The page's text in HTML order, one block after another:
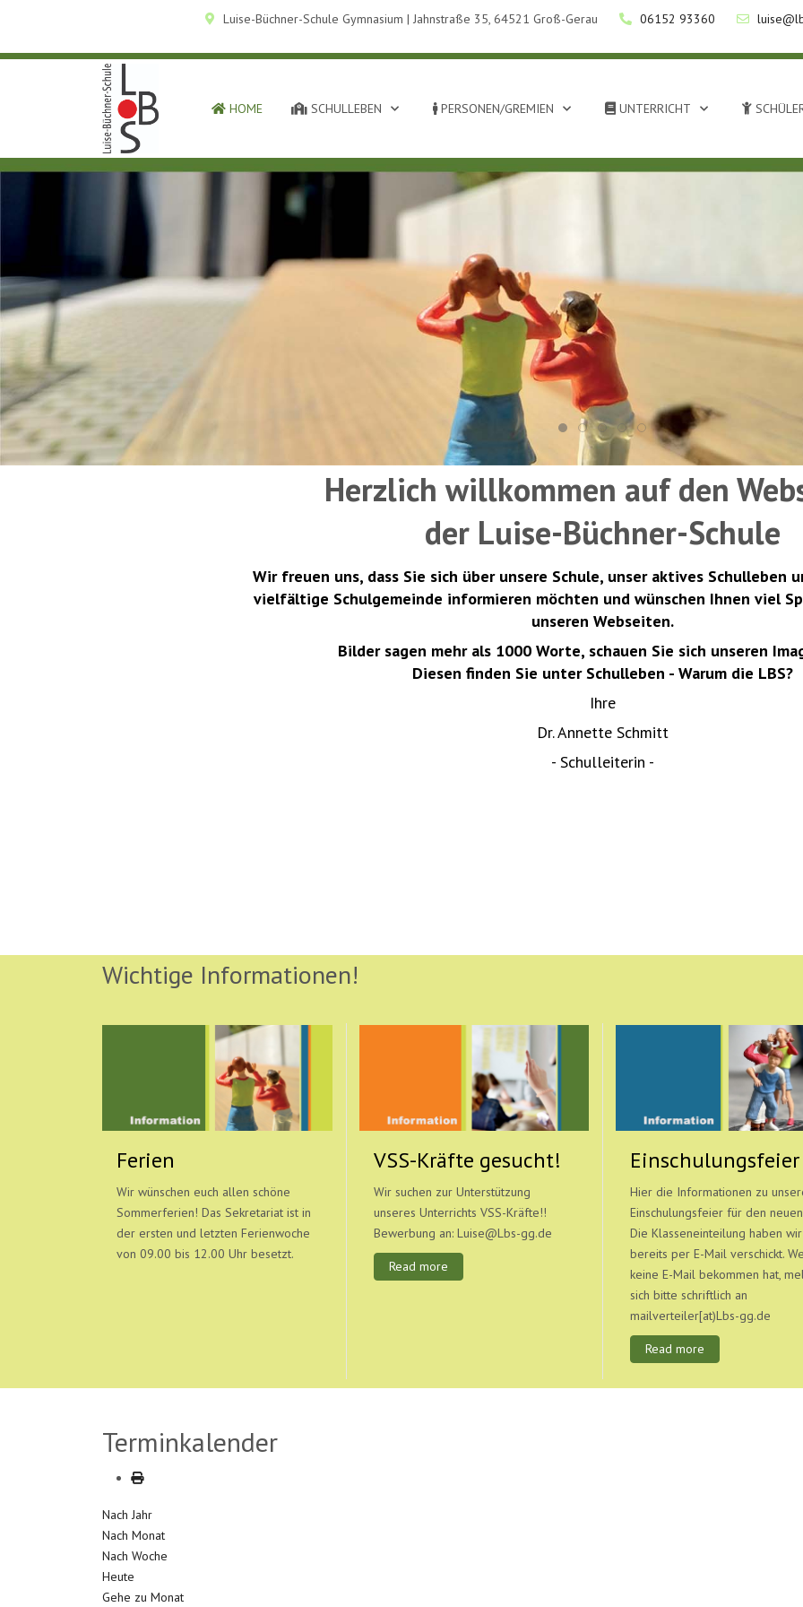
Luise-Büchner-Schule Gymnasium | Jahnstraße 35, 64521 Groß-Gerau 06152 93360
HOME SCHULLEBEN PERSONEN/GREMIEN UNTERRICHT
Herzlich willkommen auf den
der Luise-Büchner-Schule
Wir freuen uns, dass Sie sich über unsere Schule, unser aktives Schulleben
vielfältige Schulgemeinde informieren möchten und wünschen Ihnen viel
unseren Webseiten.
Bilder sagen mehr als 1000 Worte, schauen Sie sich unseren
Diesen finden Sie unter Schulleben - Warum die LBS?
Ihre
Dr. Annette Schmitt
- Schulleiterin -
Wichtige Informationen!
Ferien
Wir wünschen euch allen schöne
Sommerferien! Das Sekretariat ist in
der ersten und letzten Ferienwoche
von 09.00 bis 12.00 Uhr besetzt.
VSS-Kräfte gesucht!
Wir suchen zur Unterstützung
unseres Unterrichts VSS-Kräfte!!
Bewerbung an: Luise@Lbs-gg.de
Read more
Einschulungsfeier
Hier die Informationen zu
Einschulungsfeier für den neuen
Die Klasseneinteilung haben wir
bereits per E-Mail verschickt.
keine E-Mail bekommen hat,
sich bitte schriftlich an
mailverteiler[at)Lbs-gg.de
Read more
Terminkalender
Nach Jahr
Nach Monat
Nach Woche
Heute
Gehe zu Monat